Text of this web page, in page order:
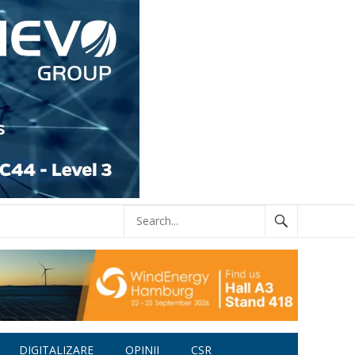
DIGITALIZARE OPINII CSR